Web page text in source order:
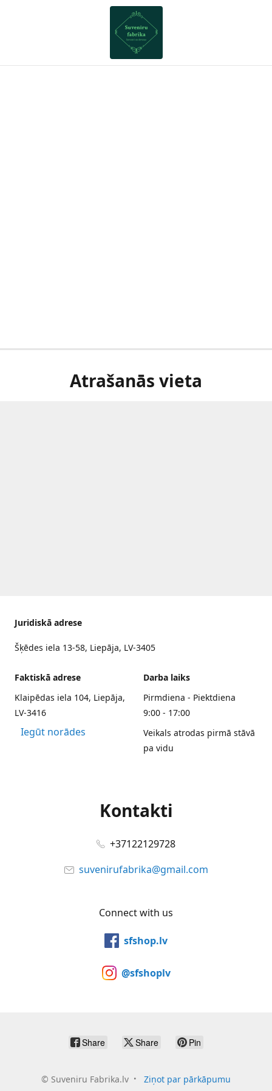
Atrašanās vieta
Juridiskā adrese
Šķēdes iela 13-58, Liepāja, LV-3405
Faktiskā adrese
Klaipēdas iela 104, Liepāja,
LV-3416
Iegūt norādes
Darba laiks
Pirmdiena - Piektdiena
9:00 - 17:00
Veikals atrodas pirmā stāvā
pa vidu
Kontakti
+37122129728
suvenirufabrika@gmail.com
Connect with us
sfshop.lv
@sfshoplv
Share Share Pin
© Suveniru Fabrika.lv Ziņot par pārkāpumu